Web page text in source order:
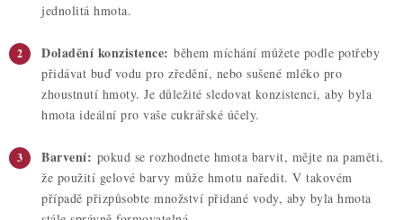
jednolitá hmota.
Doladění konzistence: během míchání můžete podle potřeby
přidávat buď vodu pro zředění, nebo sušené mléko pro
zhoustnutí hmoty. Je důležité sledovat konzistenci, aby byla
hmota ideální pro vaše cukrářské účely.
Barvení: pokud se rozhodnete hmota barvit, mějte na paměti,
že použití gelové barvy může hmotu naředit. V takovém
případě přizpůsobte množství přidané vody, aby byla hmota